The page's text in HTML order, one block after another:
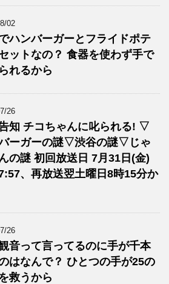
02
ハンバーガーとフライドポテ
セットなの？ 食器を使わず手で
れるから
26
知 チコちゃんに叱られる! ▽
ーガーの謎▽渋谷の謎▽じゃ
の謎 初回放送日 7月31日(金)
、再放送翌土曜日8時15分か
26
音って言ってるのに手が千本
はなんで？ ひとつの手が25の
救うから